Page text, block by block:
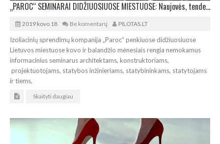
„PAROC“ SEMINARAI DIDŽIUOSIUOSE MIESTUOSE: Naujovės, tendencijos, sprendimai
2019 kovo 18 Be komentarų PILOTAS.LT
Izoliacinių sprendimų kompanija „Paroc“ penkiuose didžiuosiuose
Lietuvos miestuose kovo ir balandžio mėnesiais rengia nemokamus
informacinius seminarus architektams, konstruktoriams,
projektuotojams, statybos inžinieriams, statybininkams, statytojams
ir tiems,
Skaityti daugiau